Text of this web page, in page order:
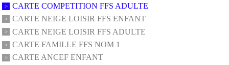
CARTE COMPETITION FFS ADULTE
CARTE NEIGE LOISIR FFS ENFANT
CARTE NEIGE LOISIR FFS ADULTE
CARTE FAMILLE FFS NOM 1
CARTE ANCEF ENFANT